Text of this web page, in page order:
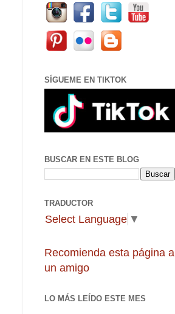
SÍGUEME EN TIKTOK
BUSCAR EN ESTE BLOG
TRADUCTOR
Select Language ▼
Recomienda esta página a
un amigo
LO MÁS LEÍDO ESTE MES